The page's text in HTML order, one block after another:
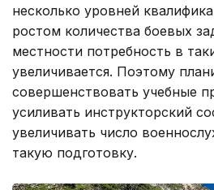
несколько уровней
ростом количества боевых
местности потребность в
увеличивается. Поэтому
совершенствовать учебные
усиливать инструкторский
увеличивать число
такую подготовку.